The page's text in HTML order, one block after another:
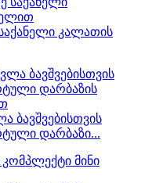
კალათის
ბავშვებისთვის
დარბაზი...